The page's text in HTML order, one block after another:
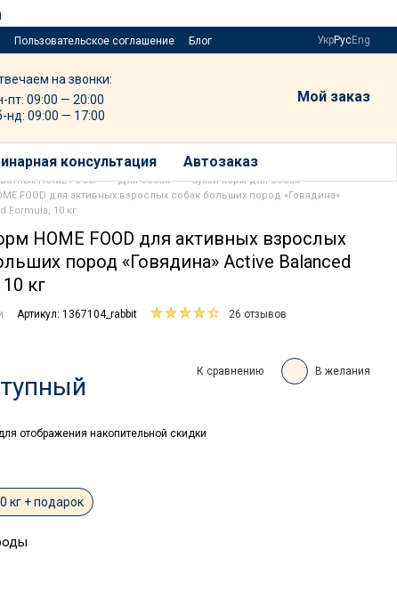
Пользовательское соглашение
Блог
УкрРусEng
на звонки:
пт: 09:00 — 20:00
нд: 09:00 — 17:00
Мой заказ
консультация Автозаказ
HOME FOOD Для собак
Сухой корм для собак
FOOD для активных взрослых собак больших пород «Говядина»
Formula, 10 кг
HOME FOOD для активных взрослых
пород «Говядина» Active Balanced
кг
Артикул: 1367104_rabbit 26 отзывов
К сравнению В желания
отображения накопительной скидки
кг + подарок